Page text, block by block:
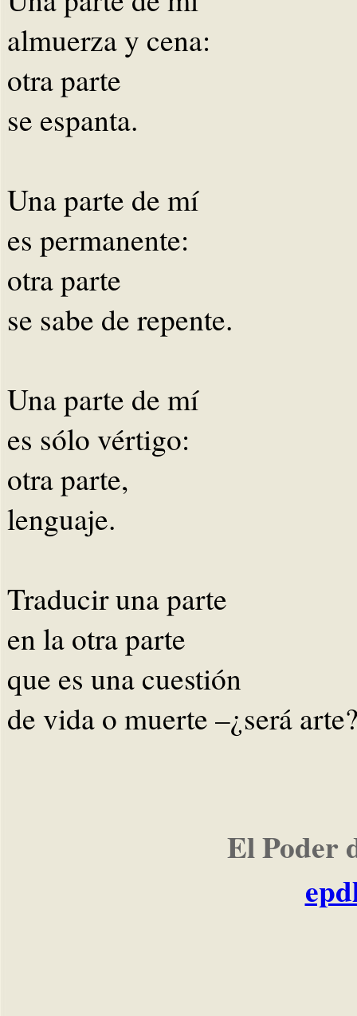
almuerza y cena:
otra parte
se espanta.
Una parte de mí
es permanente:
otra parte
se sabe de repente.
Una parte de mí
es sólo vértigo:
otra parte,
lenguaje.
Traducir una parte
en la otra parte
que es una cuestión
de vida o muerte –¿será
El Poder